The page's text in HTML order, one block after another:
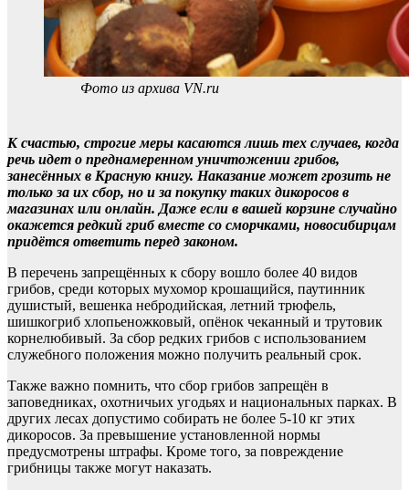
Фото из архива VN.ru
К счастью, строгие меры касаются лишь тех случаев, когда
речь идет о преднамеренном уничтожении грибов,
занесённых в Красную книгу. Наказание может грозить не
только за их сбор, но и за покупку таких дикоросов в
магазинах или онлайн. Даже если в вашей корзине случайно
окажется редкий гриб вместе со сморчками, новосибирцам
придётся ответить перед законом.
В перечень запрещённых к сбору вошло более 40 видов
грибов, среди которых мухомор крошащийся, паутинник
душистый, вешенка небродийская, летний трюфель,
шишкогриб хлопьеножковый, опёнок чеканный и трутовик
корнелюбивый. За сбор редких грибов с использованием
служебного положения можно получить реальный срок.
Также важно помнить, что сбор грибов запрещён в
заповедниках, охотничьих угодьях и национальных парках. В
других лесах допустимо собирать не более 5-10 кг этих
дикоросов. За превышение установленной нормы
предусмотрены штрафы. Кроме того, за повреждение
грибницы также могут наказать.